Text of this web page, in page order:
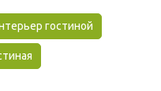
гостиной